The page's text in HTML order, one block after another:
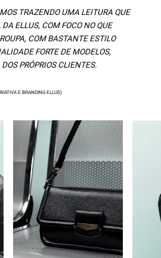
TRAZENDO UMA LEITURA QUE
ELLUS, COM FOCO NO QUE
COM BASTANTE ESTILO
FORTE DE MODELOS,
PRÓPRIOS CLIENTES.
E BRANDING ELLUS)